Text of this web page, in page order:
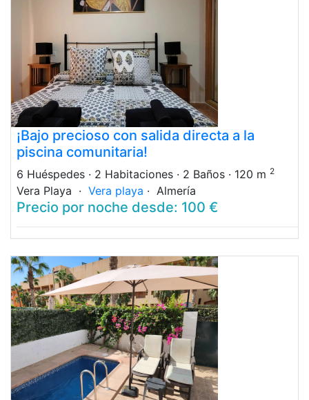
¡Bajo precioso con salida directa a la
piscina comunitaria!
6 Huéspedes · 2 Habitaciones · 2 Baños · 120 m 2
Vera Playa · Vera playa · Almería
Precio por noche desde: 100 €